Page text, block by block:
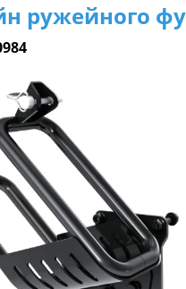
ружейного